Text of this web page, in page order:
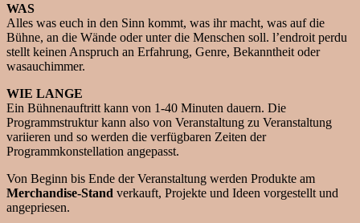
WAS
Alles was euch in den Sinn kommt, was ihr macht, was auf die
Bühne, an die Wände oder unter die Menschen soll. l’endroit perdu
stellt keinen Anspruch an Erfahrung, Genre, Bekanntheit oder
wasauchimmer.
WIE LANGE
Ein Bühnenauftritt kann von 1-40 Minuten dauern. Die
Programmstruktur kann also von Veranstaltung zu Veranstaltung
variieren und so werden die verfügbaren Zeiten der
Programmkonstellation angepasst.
Von Beginn bis Ende der Veranstaltung werden Produkte am
Merchandise-Stand verkauft, Projekte und Ideen vorgestellt und
angepriesen.